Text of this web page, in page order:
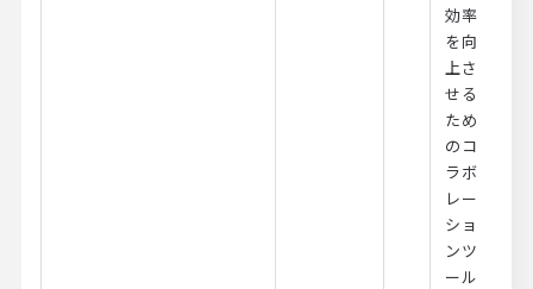
効率
を向
上さ
せる
ため
のコ
ラボ
レー
ショ
ンツ
ール